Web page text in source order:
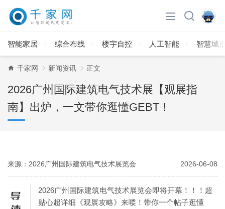
智能家居 综合布线 楼宇自控 人工智能 智慧城
千家网 新闻资讯 正文
2026广州国际建筑电气技术展【观展指
南】出炉，一文带你逛懂GEBT！
来源：2026广州国际建筑电气技术展览会 2026-06-08
2026广州国际建筑电气技术展览会即将开幕！！！超
贴心超详细《观展攻略》来喽！带你一个帖子逛懂